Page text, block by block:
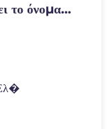
το όνομα